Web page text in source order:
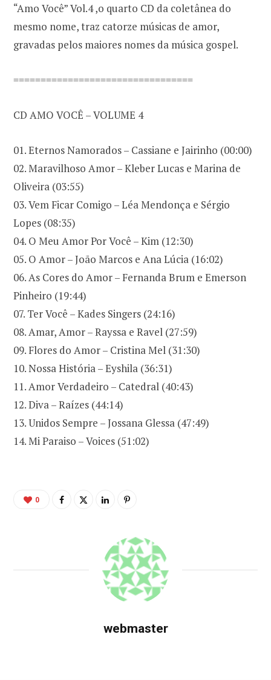
“Amo Você” Vol.4 ,o quarto CD da coletânea do
mesmo nome, traz catorze músicas de amor,
gravadas pelos maiores nomes da música gospel.
=================================
CD AMO VOCÊ – VOLUME 4
01. Eternos Namorados – Cassiane e Jairinho (00:00)
02. Maravilhoso Amor – Kleber Lucas e Marina de
Oliveira (03:55)
03. Vem Ficar Comigo – Léa Mendonça e Sérgio
Lopes (08:35)
04. O Meu Amor Por Você – Kim (12:30)
05. O Amor – João Marcos e Ana Lúcia (16:02)
06. As Cores do Amor – Fernanda Brum e Emerson
Pinheiro (19:44)
07. Ter Você – Kades Singers (24:16)
08. Amar, Amor – Rayssa e Ravel (27:59)
09. Flores do Amor – Cristina Mel (31:30)
10. Nossa História – Eyshila (36:31)
11. Amor Verdadeiro – Catedral (40:43)
12. Diva – Raízes (44:14)
13. Unidos Sempre – Jossana Glessa (47:49)
14. Mi Paraiso – Voices (51:02)
0
webmaster